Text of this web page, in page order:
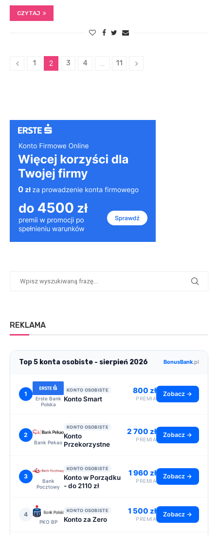
CZYTAJ
1 2 3 4 11
REKLAMA
Top 5 konta osobiste - sierpień 2026 BonusBank.pl
1
Erste Bank
Polska
KONTO OSOBISTE
Konto Smart
800 zł
PREMIA
Zobacz →
2
Bank Pekao
KONTO OSOBISTE
Konto
Przekorzystne
2 700 zł
PREMIA
Zobacz →
3
Bank
Pocztowy
KONTO OSOBISTE
Konto w Porządku
- do 2110 zł
1 960 zł
PREMIA
Zobacz →
4
PKO BP
KONTO OSOBISTE
Konto za Zero
1 500 zł
PREMIA
Zobacz →